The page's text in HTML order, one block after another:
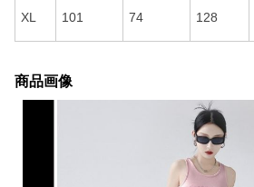
XL 101 74 128
商品画像